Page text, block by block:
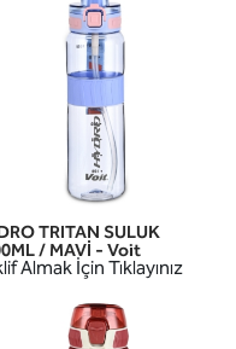
TRITAN SULUK
/ MAVİ - Voit
Almak İçin Tıklayınız